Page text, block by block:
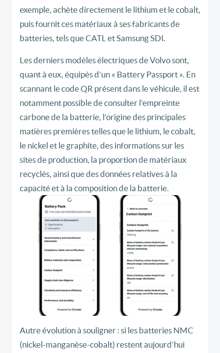
exemple, achète directement le lithium et le cobalt,
puis fournit ces matériaux à ses fabricants de
batteries, tels que CATL et Samsung SDI.
Les derniers modèles électriques de Volvo sont,
quant à eux, équipés d’un « Battery Passport ». En
scannant le code QR présent dans le véhicule, il est
notamment possible de consulter l’empreinte
carbone de la batterie, l’origine des principales
matières premières telles que le lithium, le cobalt,
le nickel et le graphite, des informations sur les
sites de production, la proportion de matériaux
recyclés, ainsi que des données relatives à la
capacité et à la composition de la batterie.
Autre évolution à souligner : si les batteries NMC
(nickel-manganèse-cobalt) restent aujourd’hui